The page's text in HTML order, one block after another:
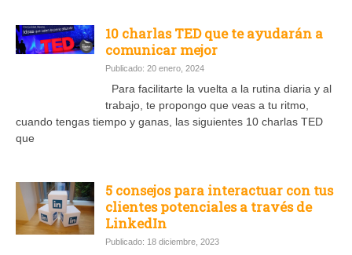
10 charlas TED que te ayudarán a
comunicar mejor
Publicado: 20 enero, 2024
Para facilitarte la vuelta a la rutina diaria y al
trabajo, te propongo que veas a tu ritmo,
cuando tengas tiempo y ganas, las siguientes 10 charlas TED
que
5 consejos para interactuar con tus
clientes potenciales a través de
LinkedIn
Publicado: 18 diciembre, 2023